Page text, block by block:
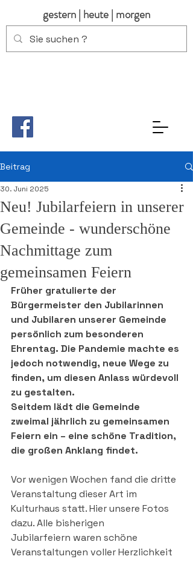
gestern | heute | morgen
Beitrag
Neu! Jubilarfeiern in unserer
Gemeinde - wunderschöne
Nachmittage zum
gemeinsamen Feiern
30. Juni 2025
Früher gratulierte der
Bürgermeister den Jubilarinnen
und Jubilaren unserer Gemeinde
persönlich zum besonderen
Ehrentag. Die Pandemie machte es
jedoch notwendig, neue Wege zu
finden, um diesen Anlass würdevoll
zu gestalten.
Seitdem lädt die Gemeinde
zweimal jährlich zu gemeinsamen
Feiern ein – eine schöne Tradition,
die großen Anklang findet.
Vor wenigen Wochen fand die dritte
Veranstaltung dieser Art im
Kulturhaus statt. Hier unsere Fotos
dazu. Alle bisherigen
Jubilarfeiern waren schöne
Veranstaltungen voller Herzlichkeit